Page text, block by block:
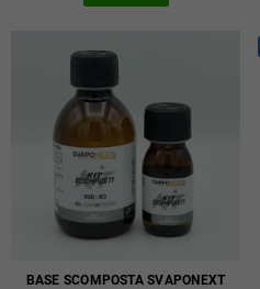
BASE SCOMPOSTA SVAPONEXT